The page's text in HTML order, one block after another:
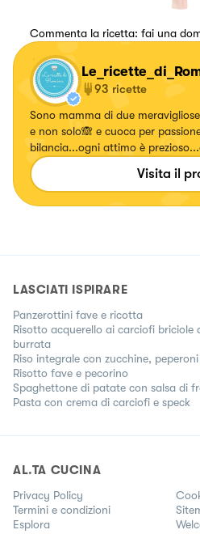
Commenta la ricetta: fai una
93 ricette
Sono mamma di due
e non solo🙈 e cuoca per
bilancia...ogni attimo è
voglia seguite le mie pagine vi
Visita il
LASCIATI ISPIRARE
Panzerottini fave e ricotta
Risotto acquerello ai carciofi briciole
burrata
Riso integrale con zucchine,
Risotto fave e pecorino
Spaghettone di patate con salsa di
Pasta con crema di carciofi e speck
AL.TA CUCINA
Privacy Policy
Termini e condizioni
Esplora